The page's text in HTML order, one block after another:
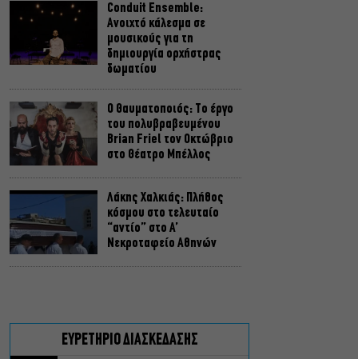
Conduit Ensemble:
Ανοιχτό κάλεσμα σε
μουσικούς για τη
δημιουργία ορχήστρας
δωματίου
Ο Θαυματοποιός: Το έργο
του πολυβραβευμένου
Brian Friel τον Οκτώβριο
στο Θέατρο Μπέλλος
Λάκης Χαλκιάς: Πλήθος
κόσμου στο τελευταίο
“αντίο” στο Α’
Νεκροταφείο Αθηνών
Φθινόπωρο